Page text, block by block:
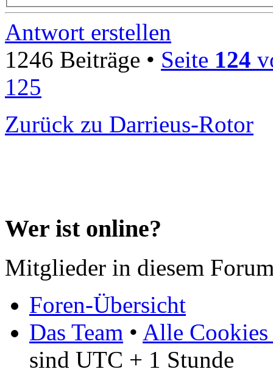
Antwort erstellen
1246 Beiträge • Seite 124
125
Zurück zu Darrieus-Rotor
Wer ist online?
Mitglieder in diesem
Foren-Übersicht
Das Team • Alle Cookies
sind UTC + 1 Stunde